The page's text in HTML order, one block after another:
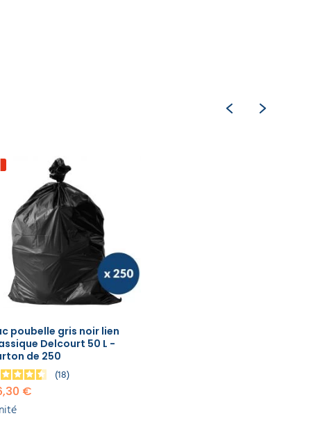
poubelle gris noir lien
Delcourt 50 L -
de 250
18
€